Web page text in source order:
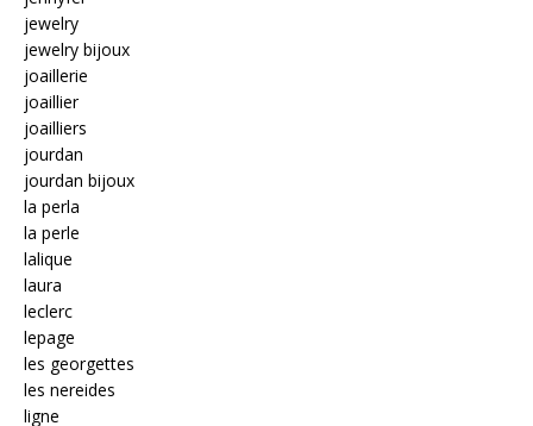
jewelry
jewelry bijoux
joaillerie
joaillier
joailliers
jourdan
jourdan bijoux
la perla
la perle
lalique
laura
leclerc
lepage
les georgettes
les nereides
ligne